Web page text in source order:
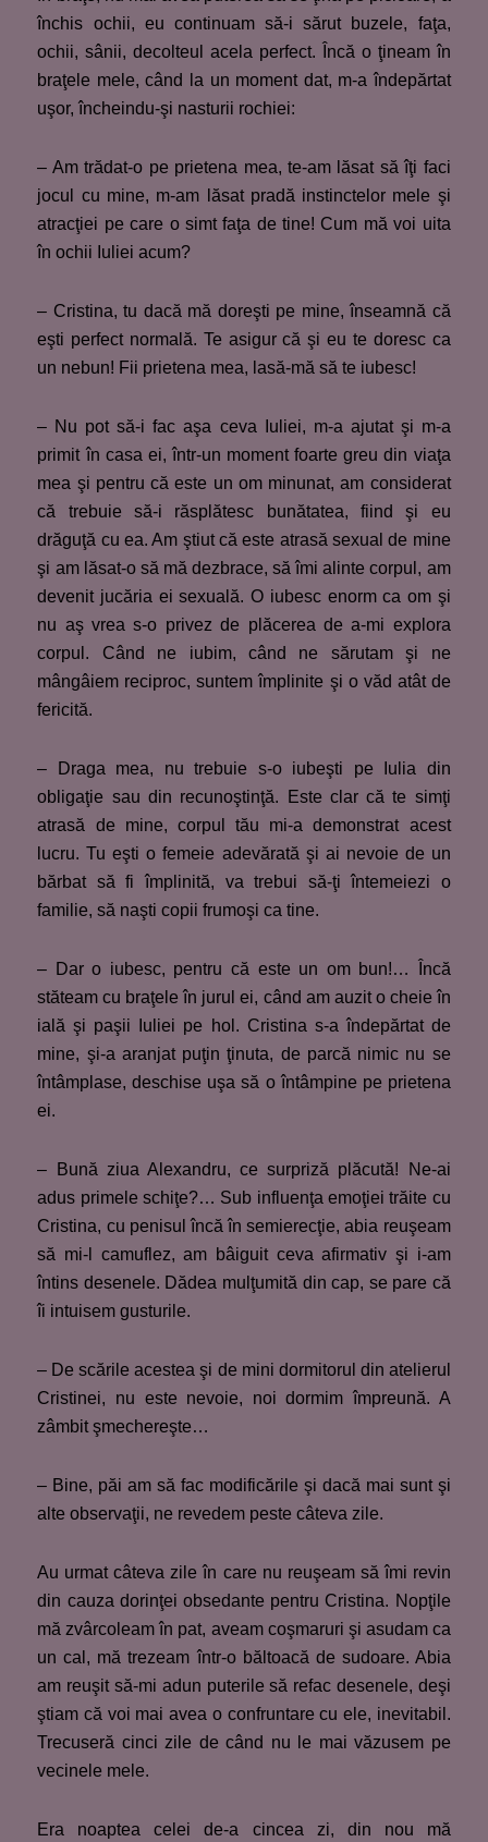
închis ochii, eu continuam să-i sărut buzele, faţa,
ochii, sânii, decolteul acela perfect. Încă o ţineam în
braţele mele, când la un moment dat, m-a îndepărtat
uşor, încheindu-şi nasturii rochiei:
– Am trădat-o pe prietena mea, te-am lăsat să îţi faci
jocul cu mine, m-am lăsat pradă instinctelor mele şi
atracţiei pe care o simt faţa de tine! Cum mă voi uita
în ochii Iuliei acum?
– Cristina, tu dacă mă doreşti pe mine, înseamnă că
eşti perfect normală. Te asigur că şi eu te doresc ca
un nebun! Fii prietena mea, lasă-mă să te iubesc!
– Nu pot să-i fac aşa ceva Iuliei, m-a ajutat şi m-a
primit în casa ei, într-un moment foarte greu din viaţa
mea şi pentru că este un om minunat, am considerat
că trebuie să-i răsplătesc bunătatea, fiind şi eu
drăguţă cu ea. Am ştiut că este atrasă sexual de mine
şi am lăsat-o să mă dezbrace, să îmi alinte corpul, am
devenit jucăria ei sexuală. O iubesc enorm ca om şi
nu aş vrea s-o privez de plăcerea de a-mi explora
corpul. Când ne iubim, când ne sărutam şi ne
mângâiem reciproc, suntem împlinite şi o văd atât de
fericită.
– Draga mea, nu trebuie s-o iubeşti pe Iulia din
obligaţie sau din recunoştinţă. Este clar că te simţi
atrasă de mine, corpul tău mi-a demonstrat acest
lucru. Tu eşti o femeie adevărată şi ai nevoie de un
bărbat să fi împlinită, va trebui să-ţi întemeiezi o
familie, să naşti copii frumoşi ca tine.
– Dar o iubesc, pentru că este un om bun!… Încă
stăteam cu braţele în jurul ei, când am auzit o cheie în
ială şi paşii Iuliei pe hol. Cristina s-a îndepărtat de
mine, şi-a aranjat puţin ţinuta, de parcă nimic nu se
întâmplase, deschise uşa să o întâmpine pe prietena
ei.
– Bună ziua Alexandru, ce surpriză plăcută! Ne-ai
adus primele schiţe?… Sub influenţa emoţiei trăite cu
Cristina, cu penisul încă în semierecţie, abia reuşeam
să mi-l camuflez, am bâiguit ceva afirmativ şi i-am
întins desenele. Dădea mulţumită din cap, se pare că
îi intuisem gusturile.
– De scările acestea şi de mini dormitorul din atelierul
Cristinei, nu este nevoie, noi dormim împreună. A
zâmbit şmechereşte…
– Bine, păi am să fac modificările şi dacă mai sunt şi
alte observaţii, ne revedem peste câteva zile.
Au urmat câteva zile în care nu reuşeam să îmi revin
din cauza dorinţei obsedante pentru Cristina. Nopţile
mă zvârcoleam în pat, aveam coşmaruri şi asudam ca
un cal, mă trezeam într-o băltoacă de sudoare. Abia
am reuşit să-mi adun puterile să refac desenele, deşi
ştiam că voi mai avea o confruntare cu ele, inevitabil.
Trecuseră cinci zile de când nu le mai văzusem pe
vecinele mele.
Era noaptea celei de-a cincea zi, din nou mă